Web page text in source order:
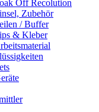
Off Recolution
Zubehör
/ Buffer
& Kleber